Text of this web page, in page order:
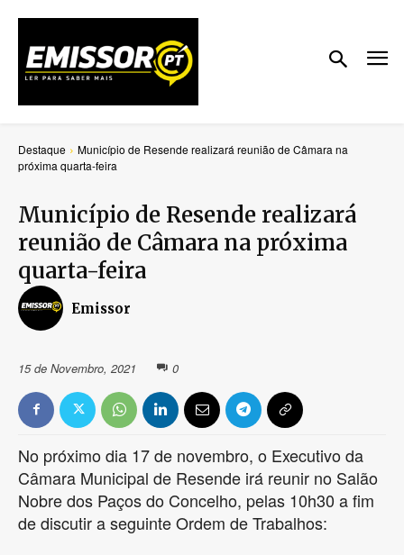
Destaque
Município de Resende realizará reunião de Câmara na
próxima quarta-feira
Município de Resende realizará
reunião de Câmara na próxima
quarta-feira
Emissor
15 de Novembro, 2021 0
No próximo dia 17 de novembro, o Executivo da
Câmara Municipal de Resende irá reunir no Salão
Nobre dos Paços do Concelho, pelas 10h30 a fim
de discutir a seguinte Ordem de Trabalhos: